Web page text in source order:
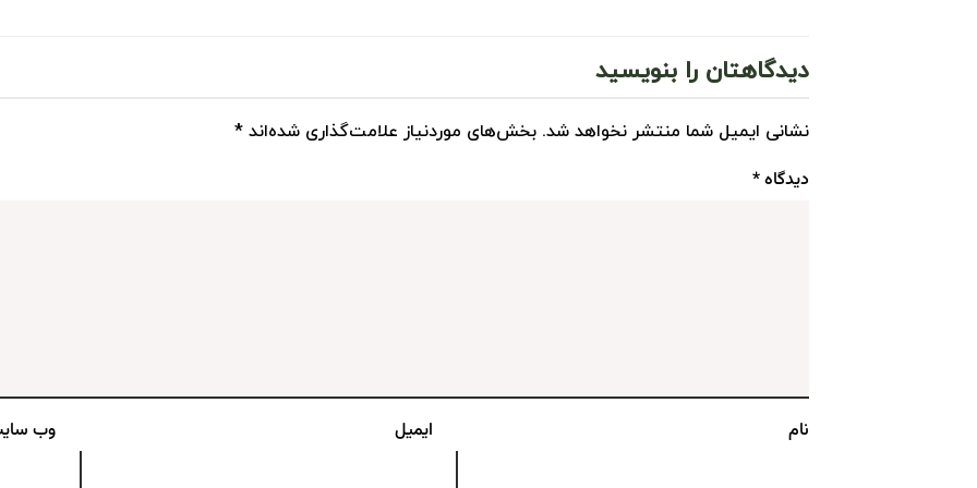
دیدگاهتان را بنویسید
نشانی ایمیل شما منتشر نخواهد شد. بخش‌های موردنیاز علامت‌گذاری شده‌اند *
دیدگاه*
نام ایمیل وب‌